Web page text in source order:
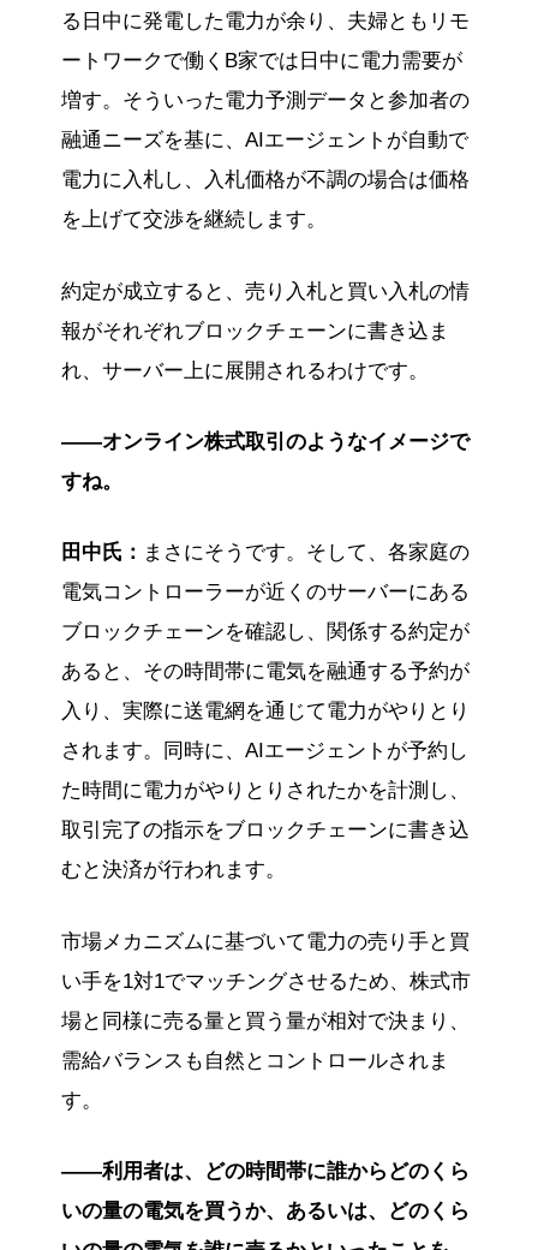
る日中に発電した電力が余り、夫婦ともリモ
ートワークで働くB家では日中に電力需要が
増す。そういった電力予測データと参加者の
融通ニーズを基に、AIエージェントが自動で
電力に入札し、入札価格が不調の場合は価格
を上げて交渉を継続します。
約定が成立すると、売り入札と買い入札の情
報がそれぞれブロックチェーンに書き込ま
れ、サーバー上に展開されるわけです。
——オンライン株式取引のようなイメージで
すね。
田中氏： まさにそうです。そして、各家庭の
電気コントローラーが近くのサーバーにある
ブロックチェーンを確認し、関係する約定が
あると、その時間帯に電気を融通する予約が
入り、実際に送電網を通じて電力がやりとり
されます。同時に、AIエージェントが予約し
た時間に電力がやりとりされたかを計測し、
取引完了の指示をブロックチェーンに書き込
むと決済が行われます。
市場メカニズムに基づいて電力の売り手と買
い手を1対1でマッチングさせるため、株式市
場と同様に売る量と買う量が相対で決まり、
需給バランスも自然とコントロールされま
す。
——利用者は、どの時間帯に誰からどのくら
いの量の電気を買うか、あるいは、どのくら